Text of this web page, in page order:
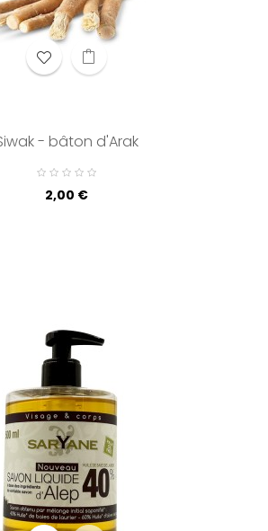
- bâton d'Arak
Prix
2,00 €